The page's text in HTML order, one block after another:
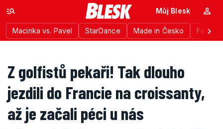
Macinka vs. Pavel StarDance Made in Česko
Můj Blesk
Z golfistů pekaři! Tak dlouho
jezdili do Francie na croissanty,
až je začali péci u nás